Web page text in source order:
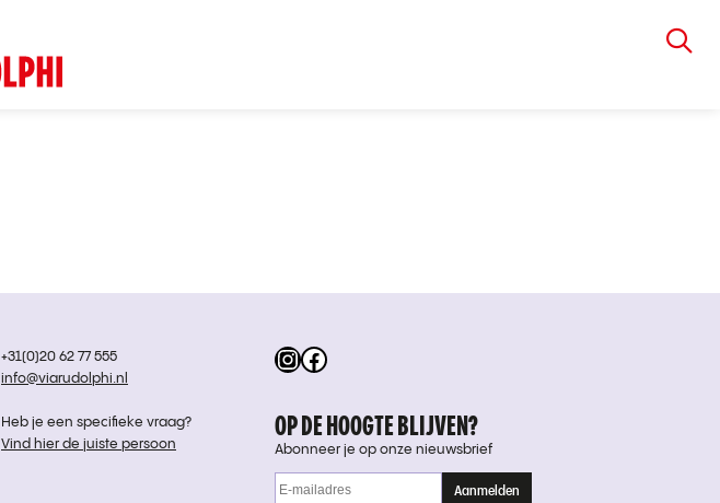
Instagram
Facebook
+31(0)20 62 77 555
info@viarudolphi.nl
Heb je een specifieke vraag?
Vind hier de juiste persoon
OP DE HOOGTE BLIJVEN?
Abonneer je op onze nieuwsbrief